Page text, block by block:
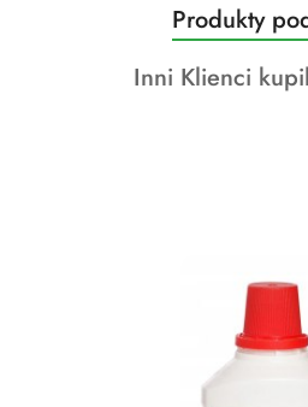
Pomiń karuzelę produktów
Produkty
o
statusie:
Produkty
Produkty
Inni Klienci